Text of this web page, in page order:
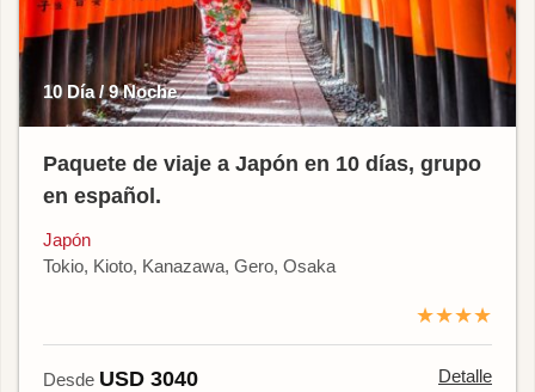
10 Día / 9 Noche
Paquete de viaje a Japón en 10 días, grupo
en español.
Japón
Tokio, Kioto, Kanazawa, Gero, Osaka
★★★★
Desde USD 3040 Detalle